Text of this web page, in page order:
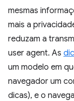
mesmas
mais a
reduzam a
user agent. As
um modelo em
navegador um
dicas), e o